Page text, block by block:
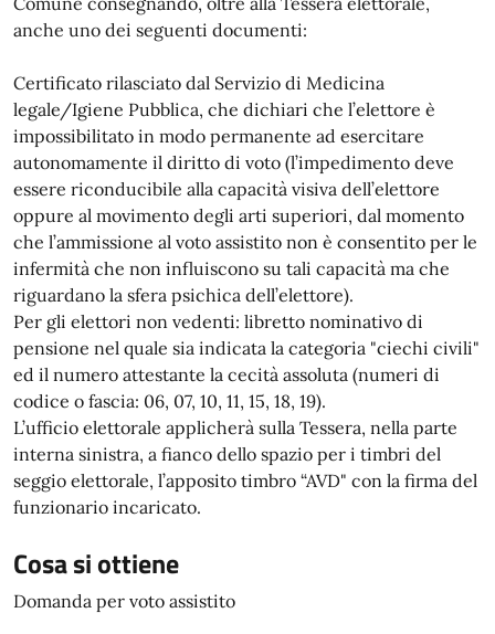
anche uno dei seguenti documenti:
Certificato rilasciato dal Servizio di Medicina
legale/Igiene Pubblica, che dichiari che l’elettore è
impossibilitato in modo permanente ad esercitare
autonomamente il diritto di voto (l’impedimento deve
essere riconducibile alla capacità visiva dell’elettore
oppure al movimento degli arti superiori, dal momento
che l’ammissione al voto assistito non è consentito per le
infermità che non influiscono su tali capacità ma che
riguardano la sfera psichica dell’elettore).
Per gli elettori non vedenti: libretto nominativo di
pensione nel quale sia indicata la categoria "ciechi civili"
ed il numero attestante la cecità assoluta (numeri di
codice o fascia: 06, 07, 10, 11, 15, 18, 19).
L’ufficio elettorale applicherà sulla Tessera, nella parte
interna sinistra, a fianco dello spazio per i timbri del
seggio elettorale, l’apposito timbro “AVD" con la firma del
funzionario incaricato.
Cosa si ottiene
Domanda per voto assistito